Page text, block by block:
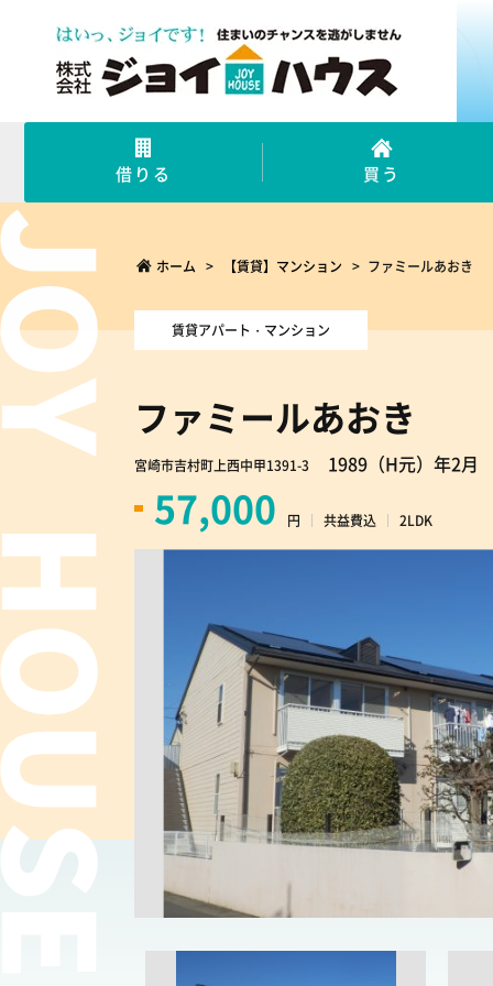
借りる 買う
ホーム > 【賃貸】マンション > ファミールあおき
賃貸アパート・マンション
ファミールあおき
宮崎市吉村町上西中甲1391-3 1989（H元）年2月
57,000 円 共益費込 2LDK